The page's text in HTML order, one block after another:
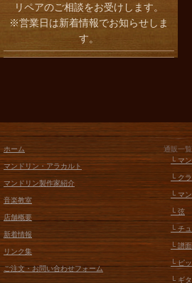
リペアのご相談をお受けします。
※営業日は新着情報でお知らせしま
す。
ホーム
マンドリン・アラカルト
マンドリン製作家紹介
音楽教室
店舗概要
新着情報
リンク集
ご注文・お問い合わせフォーム
通販一覧
└ マ
└ ク
└ マ
└ 弦
└ チ
└ 譜
└ ピ
└ ギ